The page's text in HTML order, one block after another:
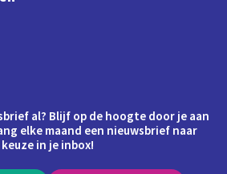
al? Blijf op de hoogte door je aan
elke maand een nieuwsbrief naar
keuze in je inbox!